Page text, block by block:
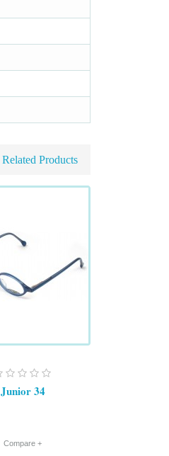
Related Products
Junior 34
+ Compare